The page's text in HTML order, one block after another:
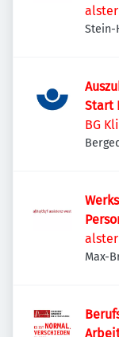
Stein-
Start
BG
Max-